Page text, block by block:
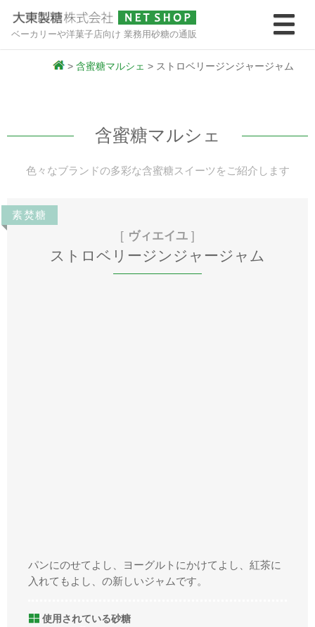
ベーカリーや洋菓子店向け 業務用砂糖の通販
> 含蜜糖マルシェ > ストロベリージンジャージャム
含蜜糖マルシェ
色々なブランドの多彩な含蜜糖スイーツをご紹介します
素焚糖
[ ヴィエイユ ]
ストロベリージンジャージャム
パンにのせてよし、ヨーグルトにかけてよし、紅茶に
入れてもよし、の新しいジャムです。
使用されている砂糖